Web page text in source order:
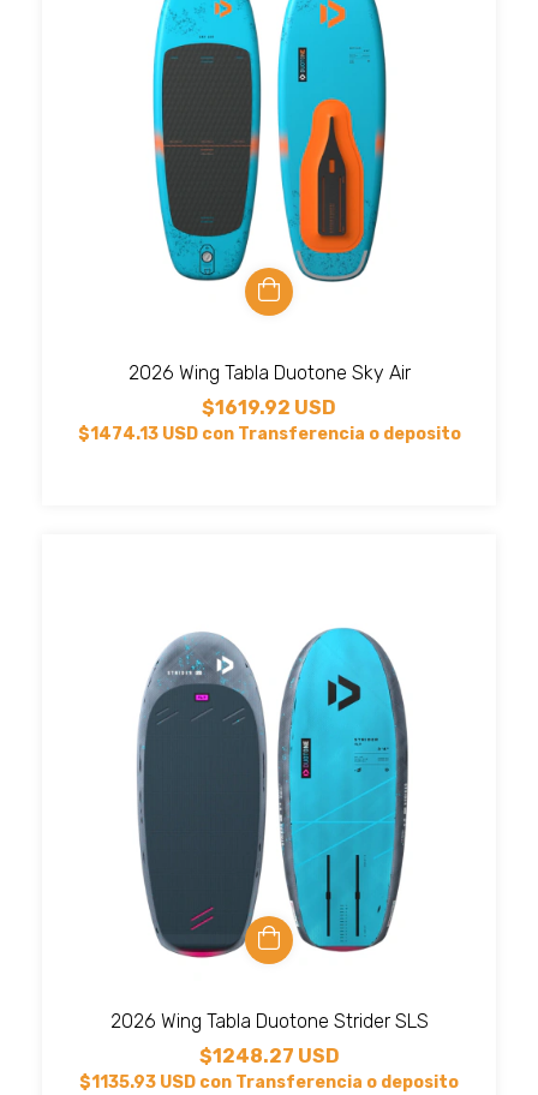
2026 Wing Tabla Duotone Sky Air
$1619.92 USD
$1474.13 USD con Transferencia o deposito
2026 Wing Tabla Duotone Strider SLS
$1248.27 USD
$1135.93 USD con Transferencia o deposito